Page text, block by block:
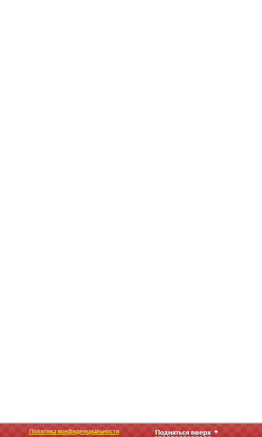
Политика конфиденциальности